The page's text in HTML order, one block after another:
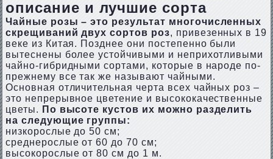
описание и лучшие сорта
Чайные розы – это результат многочисленных
скрещиваний двух сортов роз, привезенных в 19
веке из Китая. Позднее они постепенно были
вытеснены более устойчивыми и неприхотливыми
чайно-гибридными сортами, которые в народе по-
прежнему все так же называют чайными.
Основная отличительная черта всех чайных роз –
это непрерывное цветение и высококачественные
цветы. По высоте кустов их можно разделить
на следующие группы:
низкорослые до 50 см;
среднерослые от 60 до 70 см;
высокорослые от 80 см до 1 м.